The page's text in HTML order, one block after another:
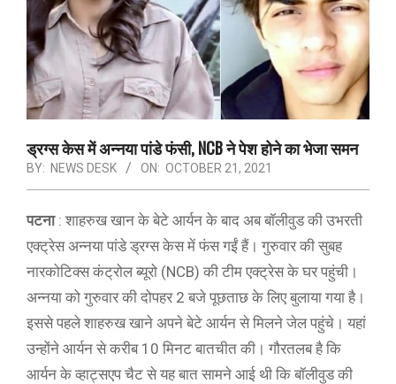
ड्रग्स केस में अन्नया पांडे फंसी, NCB ने पेश होने का भेजा समन
BY: NEWS DESK ON: OCTOBER 21, 2021
पटना : शाहरुख खान के बेटे आर्यन के बाद अब बॉलीवुड की उभरती
एक्ट्रेस अन्नया पांडे ड्रग्स केस में फंस गईं हैं। गुरुवार की सुबह
नारकोटिक्स कंट्रोल ब्यूरो (NCB) की टीम एक्ट्रेस के घर पहुंची।
अन्नया को गुरुवार की दोपहर 2 बजे पूछताछ के लिए बुलाया गया है।
इससे पहले शाहरुख खाने अपने बेटे आर्यन से मिलने जेल पहुंचे। यहां
उन्होंने आर्यन से करीब 10 मिनट बातचीत की। गौरतलब है कि
आर्यन के व्हाट्सएप चैट से यह बात सामने आई थी कि बॉलीवुड की